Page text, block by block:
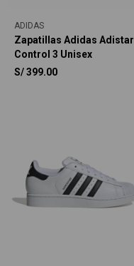
ADIDAS
Zapatillas Adidas Adistar
Control 3 Unisex
S/399.00